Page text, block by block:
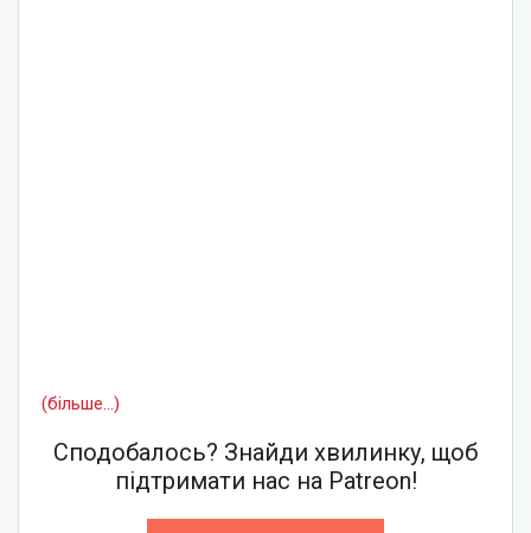
(більше…)
Сподобалось? Знайди хвилинку, щоб
підтримати нас на Patreon!